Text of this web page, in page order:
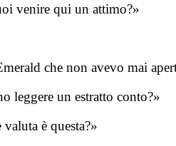
venire qui un attimo?»
che non avevo mai
leggere un estratto conto?»
è questa?»